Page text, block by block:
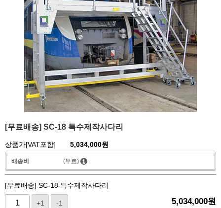
[무료배송] SC-18 특수제작사다리
상품가[VAT포함] 5,034,000원
배송비 (무료)
[무료배송] SC-18 특수제작사다리
+1 -1 5,034,000원